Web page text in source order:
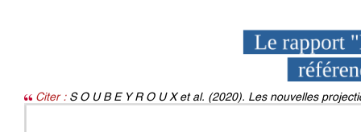
Citer :S O U B E Y R O U X et al. (2020). Les nouvelles